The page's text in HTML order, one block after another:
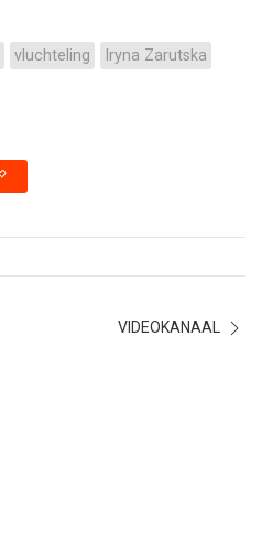
vluchteling
Iryna Zarutska
VIDEOKANAAL